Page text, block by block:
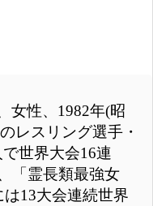
女性、1982年(昭
レスリング選手・
世界大会16連
「霊長類最強女
13大会連続世界